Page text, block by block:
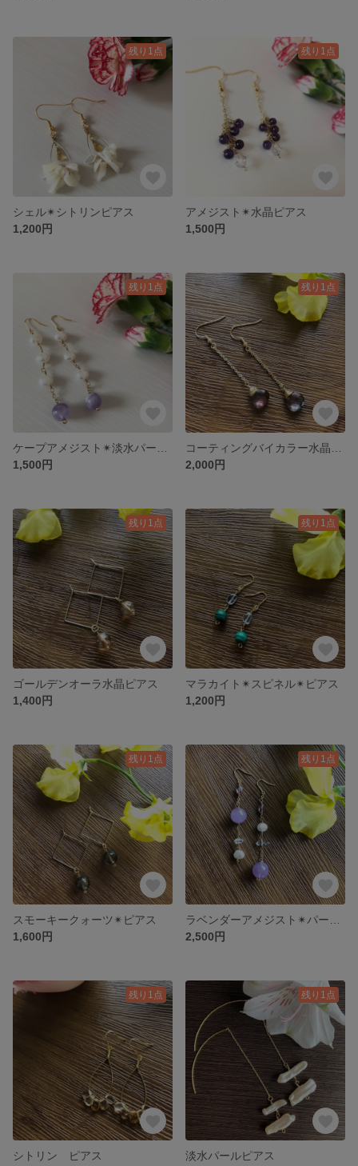
残り1点
シェル✴︎シトリンピアス
1,200円
残り1点
アメジスト✴︎水晶ピアス
1,500円
残り1点
1,500円
残り1点
2,000円
残り1点
ゴールデンオーラ水晶ピアス
1,400円
残り1点
マラカイト✴︎スピネル✴︎ピアス
1,200円
残り1点
スモーキークォーツ✴︎ピアス
1,600円
残り1点
2,500円
残り1点
シトリン ピアス
残り1点
淡水パールピアス